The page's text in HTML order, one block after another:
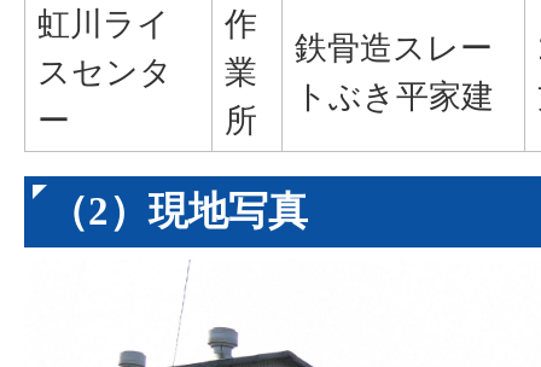
虹川ライ
スセンタ
ー
作
業
所
鉄骨造スレー
トぶき平家建
（2）現地写真